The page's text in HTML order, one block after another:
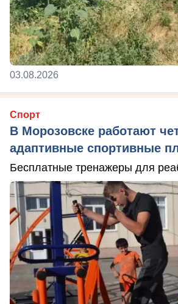
03.08.2026
Спорт
В Морозовске работают
адаптивные спортивные
Бесплатные тренажеры для